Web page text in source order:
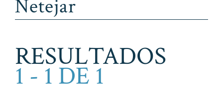
RESULTADOS
1 - 1 DE 1